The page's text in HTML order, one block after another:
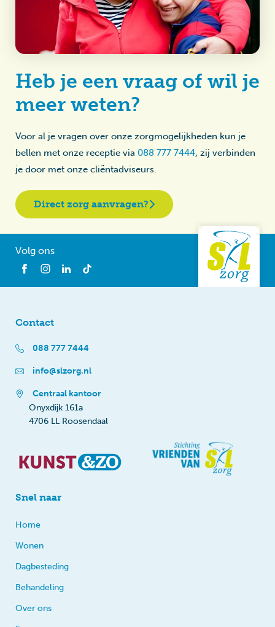
Heb je een vraag of wil je
meer weten?
Voor al je vragen over onze zorgmogelijkheden kun je
bellen met onze receptie via 088 777 7444, zij verbinden
je door met onze cliëntadviseurs.
Direct zorg aanvragen?
Volg ons
Contact
088 777 7444
info@slzorg.nl
Centraal kantoor
Onyxdijk 161a
4706 LL Roosendaal
Snel naar
Home
Wonen
Dagbesteding
Behandeling
Over ons